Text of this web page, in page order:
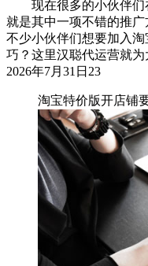
现在很多的小伙伴们
就是其中一项不错的推
不少小伙伴们想要加入
巧？这里汉聪代运营就
2026年7月31日 23
淘宝特价版开店铺